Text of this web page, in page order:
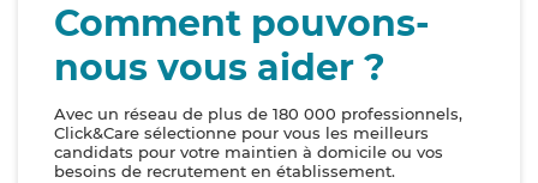
Comment pouvons-
nous vous aider ?
Avec un réseau de plus de 180 000 professionnels,
Click&Care sélectionne pour vous les meilleurs
candidats pour votre maintien à domicile ou vos
besoins de recrutement en établissement.